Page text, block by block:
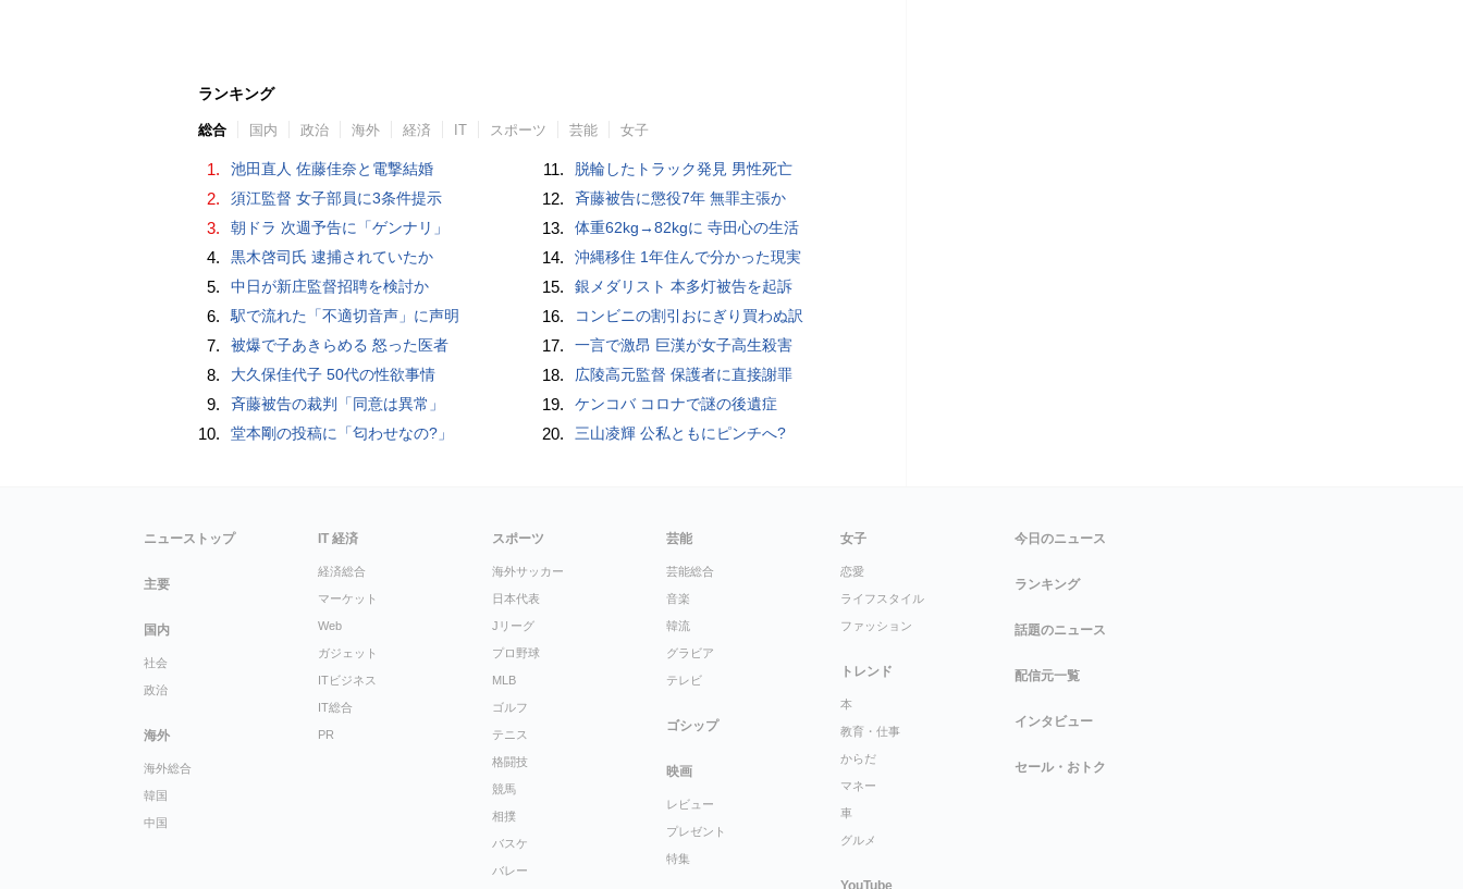
ランキング
総合 国内 政治 海外 経済 IT スポーツ 芸能 女子
1. 池田直人 佐藤佳奈と電撃結婚
2. 須江監督 女子部員に3条件提示
3. 朝ドラ 次週予告に「ゲンナリ」
4. 黒木啓司氏 逮捕されていたか
5. 中日が新庄監督招聘を検討か
6. 駅で流れた「不適切音声」に声明
7. 被爆で子あきらめる 怒った医者
8. 大久保佳代子 50代の性欲事情
9. 斉藤被告の裁判「同意は異常」
10. 堂本剛の投稿に「匂わせなの?」
11. 脱輪したトラック発見 男性死亡
12. 斉藤被告に懲役7年 無罪主張か
13. 体重62kg→82kgに 寺田心の生活
14. 沖縄移住 1年住んで分かった現実
15. 銀メダリスト 本多灯被告を起訴
16. コンビニの割引おにぎり買わぬ訳
17. 一言で激昂 巨漢が女子高生殺害
18. 広陵高元監督 保護者に直接謝罪
19. ケンコバ コロナで謎の後遺症
20. 三山凌輝 公私ともにピンチへ?
ニューストップ
主要
国内
社会
政治
海外
海外総合
韓国
中国
IT 経済
経済総合
マーケット
Web
ガジェット
ITビジネス
IT総合
PR
スポーツ
海外サッカー
日本代表
Jリーグ
プロ野球
MLB
ゴルフ
テニス
格闘技
競馬
相撲
バスケ
バレー
芸能
芸能総合
音楽
韓流
グラビア
テレビ
ゴシップ
映画
レビュー
プレゼント
特集
女子
恋愛
ライフスタイル
ファッション
トレンド
本
教育・仕事
からだ
マネー
車
グルメ
YouTube
今日のニュース
ランキング
話題のニュース
配信元一覧
インタビュー
セール・おトク